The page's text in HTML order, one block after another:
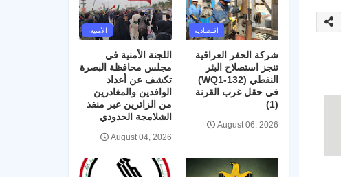
اقتصادية
شركة الحفر العراقية
تنجز استصلاح البئر
النفطي (WQ1-132)
في حقل غرب القرنة
(1)
August 06, 2026
الأمنية،
اللجنة الأمنية في
مجلس محافظة البصرة
تكشف عن أعداد
الوافدين والمغادرين
من الزائرين عبر منفذ
الشلامجة الحدودي
August 04, 2026